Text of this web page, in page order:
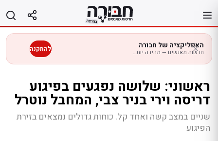
לתוכן
האפליקציה של חבורה
חדשות מאנשים — מהירה יותר בנייד להתקנה
ראשוני: שלושה נפגעים בפיגוע
דריסה וירי בניר צבי, המחבל נוטרל
שניים במצב קשה ואחד קל. כוחות גדולים נמצאים בזירת
הפיגוע